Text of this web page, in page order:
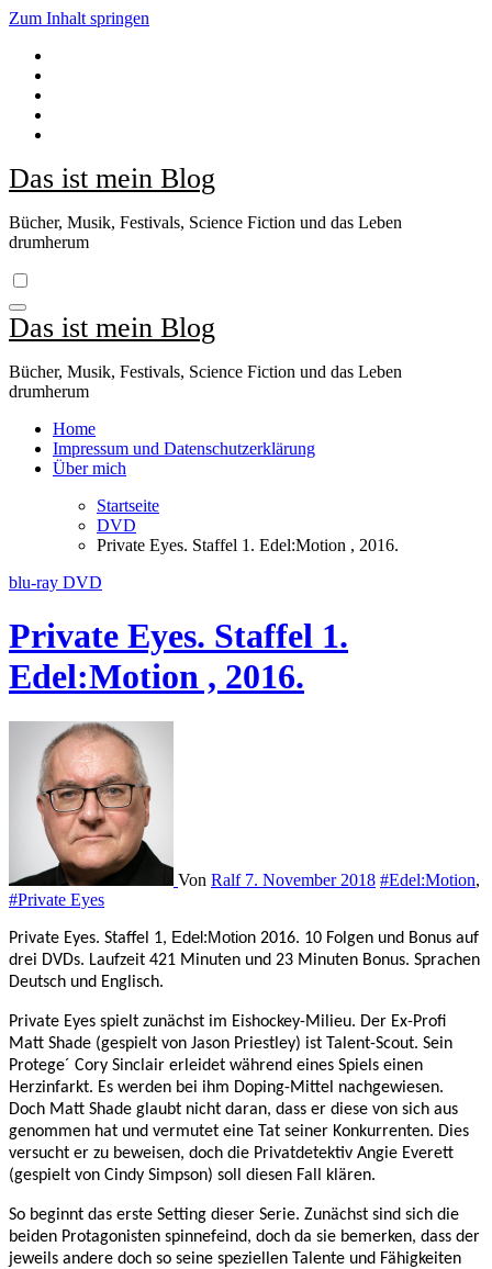
Zum Inhalt springen
Das ist mein Blog
Bücher, Musik, Festivals, Science Fiction und das Leben
drumherum
Das ist mein Blog
Bücher, Musik, Festivals, Science Fiction und das Leben
drumherum
Home
Impressum und Datenschutzerklärung
Über mich
Startseite
DVD
Private Eyes. Staffel 1. Edel:Motion , 2016.
blu-ray DVD
Private Eyes. Staffel 1.
Edel:Motion , 2016.
Von Ralf 7. November 2018 #Edel:Motion,
#Private Eyes
Private Eyes. Staffel 1, Edel:Motion 2016. 10 Folgen und Bonus auf
drei DVDs. Laufzeit 421 Minuten und 23 Minuten Bonus. Sprachen
Deutsch und Englisch.
Private Eyes spielt zunächst im Eishockey-Milieu. Der Ex-Profi
Matt Shade (gespielt von Jason Priestley) ist Talent-Scout. Sein
Protege´ Cory Sinclair erleidet während eines Spiels einen
Herzinfarkt. Es werden bei ihm Doping-Mittel nachgewiesen.
Doch Matt Shade glaubt nicht daran, dass er diese von sich aus
genommen hat und vermutet eine Tat seiner Konkurrenten. Dies
versucht er zu beweisen, doch die Privatdetektiv Angie Everett
(gespielt von Cindy Simpson) soll diesen Fall klären.
So beginnt das erste Setting dieser Serie. Zunächst sind sich die
beiden Protagonisten spinnefeind, doch da sie bemerken, dass der
jeweils andere doch so seine speziellen Talente und Fähigkeiten